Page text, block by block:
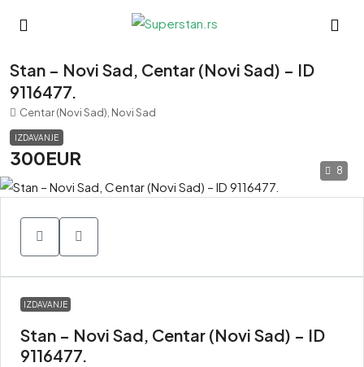
Stan – Novi Sad, Centar (Novi Sad) – ID
9116477.
Centar (Novi Sad), Novi Sad
IZDAVANJE
300EUR
8
IZDAVANJE
Stan – Novi Sad, Centar (Novi Sad) – ID
9116477.